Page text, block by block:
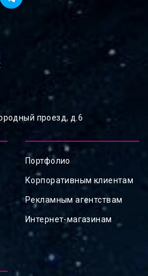
проезд, д.6
Портфолио
Корпоративным клиентам
Рекламным агентствам
Интернет-магазинам